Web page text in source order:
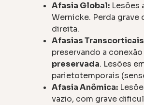
Afasia Global: Lesões
Wernicke. Perda
direita.
Afasias
preservando a
preservada. Lesões
parietotemporais
Afasia Anômica:
vazio, com grave